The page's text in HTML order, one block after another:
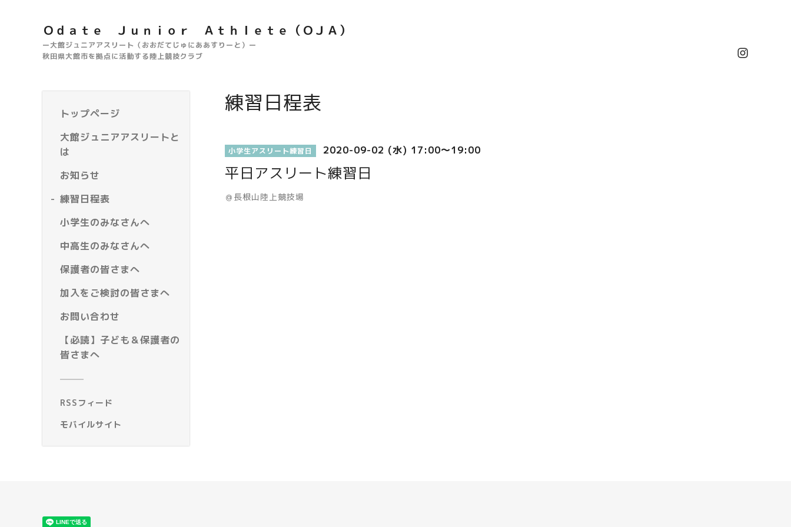
Ｏｄａｔｅ Ｊｕｎｉｏｒ Ａｔｈｌｅｔｅ（ＯＪＡ）
ー大館ジュニアアスリート（おおだてじゅにああすりーと）ー
秋田県大館市を拠点に活動する陸上競技クラブ
トップページ
大館ジュニアアスリートと
は
お知らせ
練習日程表
小学生のみなさんへ
中高生のみなさんへ
保護者の皆さまへ
加入をご検討の皆さまへ
お問い合わせ
【必読】子ども＆保護者の
皆さまへ
RSSフィード
モバイルサイト
練習日程表
小学生アスリート練習日 2020-09-02 (水) 17:00～19:00
平日アスリート練習日
＠長根山陸上競技場